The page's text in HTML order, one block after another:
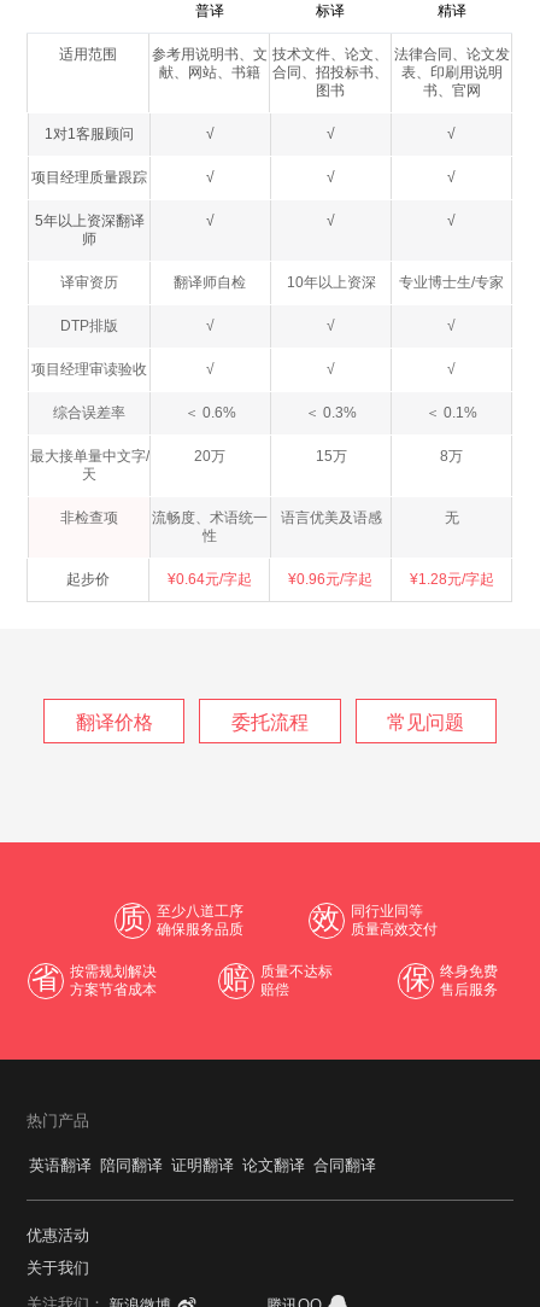
普译 标译 精译
适用范围
参考用说明书、文
献、网站、书籍
技术文件、论文、
合同、招投标书、
图书
法律合同、论文发
表、印刷用说明
书、官网
1对1客服顾问 √ √ √
项目经理质量跟踪 √ √ √
5年以上资深翻译
师
√ √ √
译审资历 翻译师自检 10年以上资深 专业博士生/专家
DTP排版 √ √ √
项目经理审读验收 √ √ √
综合误差率 ＜ 0.6% ＜ 0.3% ＜ 0.1%
最大接单量中文字/
天
20万 15万 8万
非检查项
流畅度、术语统一
性
语言优美及语感 无
起步价 ¥0.64元/字起 ¥0.96元/字起 ¥1.28元/字起
翻译价格 委托流程 常见问题
质
至少八道工序
确保服务品质
效
同行业同等
质量高效交付
省
按需规划解决
方案节省成本
赔
质量不达标
赔偿
保
终身免费
售后服务
热门产品
英语翻译 陪同翻译 证明翻译 论文翻译 合同翻译
优惠活动
关于我们